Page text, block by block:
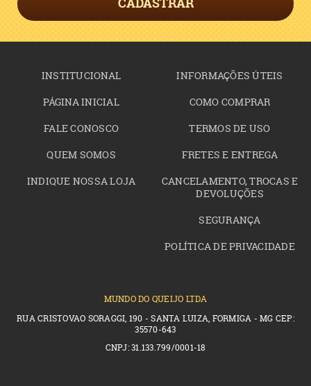
INSTITUCIONAL
PÁGINA INICIAL
FALE CONOSCO
QUEM SOMOS
INDIQUE NOSSA LOJA
INFORMAÇÕES ÚTEIS
COMO COMPRAR
TERMOS DE USO
FRETES E ENTREGA
CANCELAMENTO, TROCAS E
DEVOLUÇÕES
SEGURANÇA
POLÍTICA DE PRIVACIDADE
MUNDO DO QUEIJO LTDA
RUA CRISTOVAO SORAGGI, 190 - SANTA LUIZA, FORMIGA - MG CEP:
35570-643
CNPJ: 31.133.799/0001-18